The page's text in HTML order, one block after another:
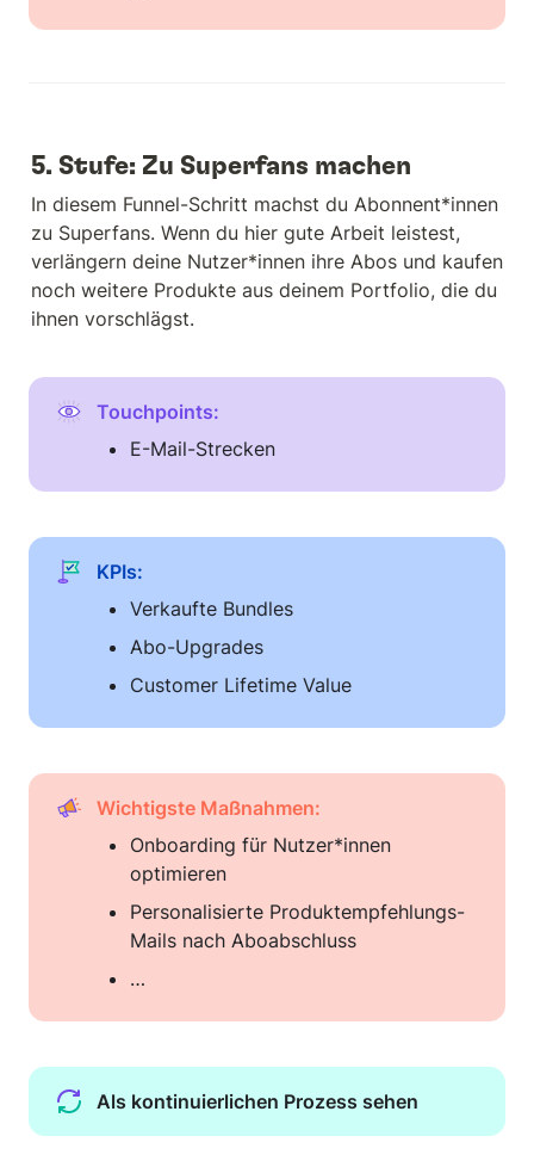
5. Stufe: Zu Superfans machen
In diesem Funnel-Schritt machst du Abonnent*innen
zu Superfans. Wenn du hier gute Arbeit leistest,
verlängern deine Nutzer*innen ihre Abos und kaufen
noch weitere Produkte aus deinem Portfolio, die du
ihnen vorschlägst.
Touchpoints:
E-Mail-Strecken
KPIs:
Verkaufte Bundles
Abo-Upgrades
Customer Lifetime Value
Wichtigste Maßnahmen:
Onboarding für Nutzer*innen
optimieren
Personalisierte Produktempfehlungs-
Mails nach Aboabschluss
…
Als kontinuierlichen Prozess sehen